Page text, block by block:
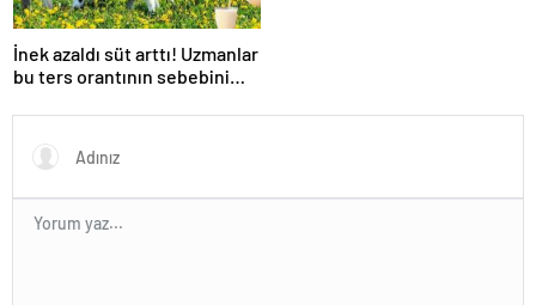
İnek azaldı süt arttı! Uzmanlar
bu ters orantının sebebini